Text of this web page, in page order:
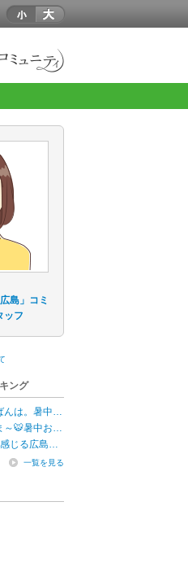
島」コミ
ッフ
ング
んは。暑中…
～🐯暑中お…
じる広島…
一覧を見る